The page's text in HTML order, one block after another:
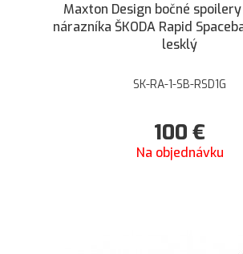
Maxton Design bočné
nárazníka ŠKODA Rapid
lesklý
SK-RA-1-SB-RSD1G
100 €
Na objednávku